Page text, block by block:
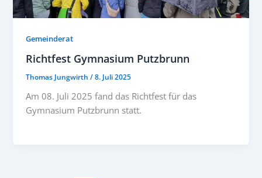
Gemeinderat
Richtfest Gymnasium Putzbrunn
Thomas Jungwirth/8. Juli 2025
Am 08. Juli 2025 fand das Richtfest für das
Gymnasium Putzbrunn statt.